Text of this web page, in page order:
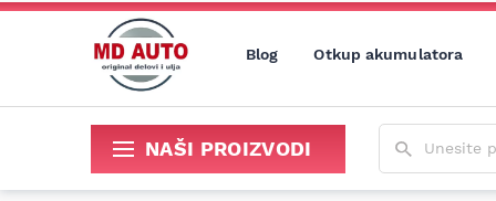
Blog Otkup akumulatora
NAŠI PROIZVODI
Unesite